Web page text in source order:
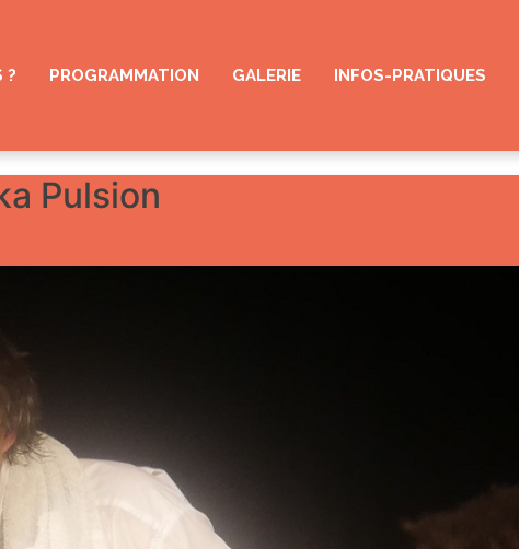
? PROGRAMMATION GALERIE INFOS-PRATIQUES
Pulsion